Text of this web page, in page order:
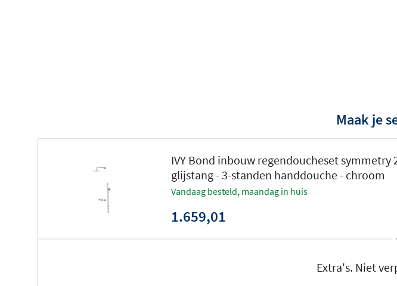
Deze doucheset is leverbaar met verschillende hoofddouches: van 20 cm tot 30 cm
u tussen een plafondbuis van 15 cm of 30 cm voor een strakke, moderne look, of
een wandarm van 40 cm voor een klassiekere opstelling. Elke hoofddouche levert
een heerlijke, gelijkmatige regenstraal die uw douche-ervaring tot een
Naast de hoofddouche beschikt u over een praktische handdouche in verschillende
Maak je
IVY Bond inbouw regendoucheset
glijstang - 3-standen handdouche - chroom
vandaag besteld, maandag in huis
1.659,01
Extra's. Niet